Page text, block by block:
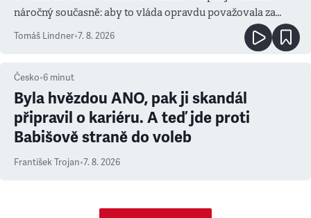
náročný současně: aby to vláda opravdu považovala za
prioritu
Tomáš Lindner•7. 8. 2026
Česko•6 minut
Byla hvězdou ANO, pak ji skandál
připravil o kariéru. A teď jde proti
Babišově straně do voleb
František Trojan•7. 8. 2026